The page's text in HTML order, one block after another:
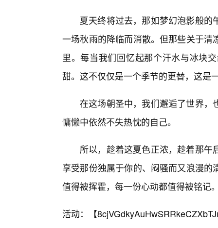
夏天终将过去，那如梦幻泡影般
一场秋雨的降临而消散。但那些关于
里。每当我们回忆起那个汗水与冰块
甜。这不仅仅是一个季节的更替，这是
在这场朝圣中，我们邂逅了世界，
慵懒中依然不失热忱的自己。
所以，趁着这夏色正浓，趁着那
享受那份独属于你的、闷骚而又浪漫
值得被挥霍，每一份心动都值得被铭记
活动：【